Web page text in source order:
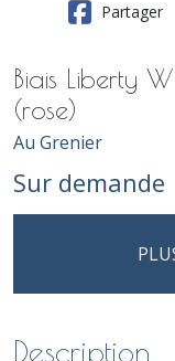
Partager
Biais Liberty
(rose)
Au Grenier
Sur demande
Description